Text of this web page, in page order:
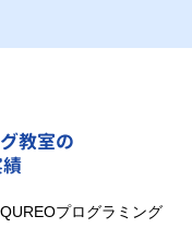
教室の
プログラミング